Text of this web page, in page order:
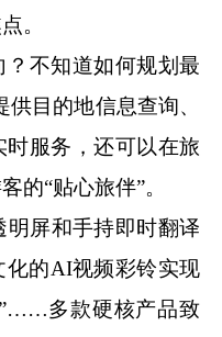
。
不知道如何规划最
目的地信息查询、
服务，还可以在旅
的“贴心旅伴”。
屏和手持即时翻译
化的AI视频彩铃实现
”……多款硬核产品致